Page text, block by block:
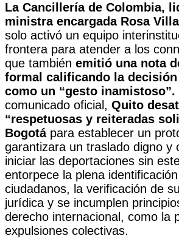
La Cancillería de Colombia,
ministra encargada Rosa
solo activó un equipo
frontera para atender a los
que también emitió una nota
formal calificando la decisión
como un “gesto inamistoso”.
comunicado oficial, Quito
“respetuosas y reiteradas
Bogotápara establecer un
garantizara un traslado digno y
iniciar las deportaciones sin
entorpece la plena
ciudadanos, la verificación de
jurídica y se incumplen
derecho internacional, como la
expulsiones colectivas.